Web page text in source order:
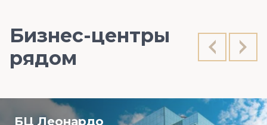
Бизнес-центры
рядом
БЦ Леонардо